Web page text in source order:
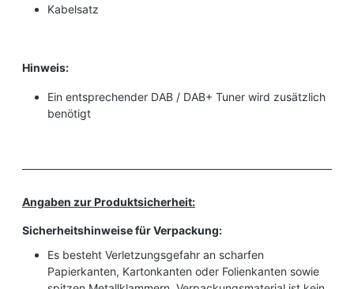
Kabelsatz
Hinweis:
Ein entsprechender DAB / DAB+ Tuner wird zusätzlich
benötigt
Angaben zur Produktsicherheit:
Sicherheitshinweise für Verpackung:
Es besteht Verletzungsgefahr an scharfen
Papierkanten, Kartonkanten oder Folienkanten sowie